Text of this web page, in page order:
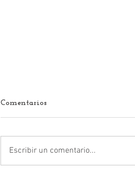
Comentarios
Escribir un comentario...